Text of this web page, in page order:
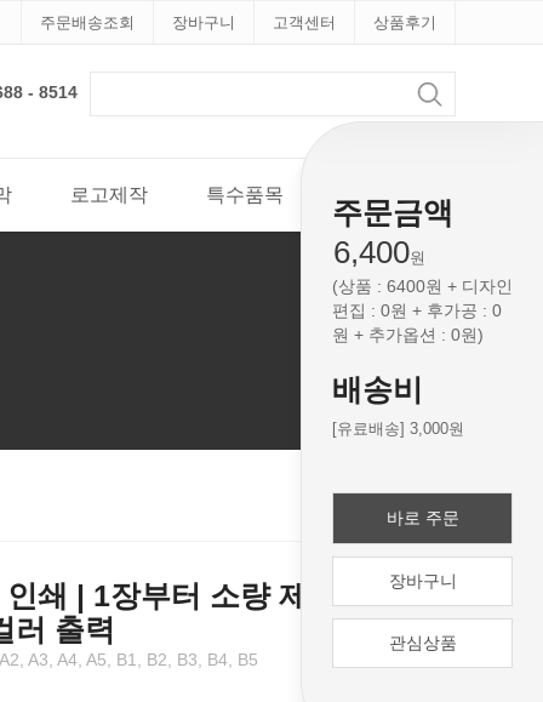
주문배송조회 장바구니 고객센터 상품후기
- 8514
로고제작 특수품목
쇄 | 1장부터 소량 제작 가능
러 출력
A3, A4, A5, B1, B2, B3, B4, B5
주문금액
6,400원
(상품 : 6400원 + 디자인
편집 : 0원 + 후가공 : 0
원 + 추가옵션 : 0원)
배송비
[유료배송] 3,000원
바로 주문
장바구니
관심상품